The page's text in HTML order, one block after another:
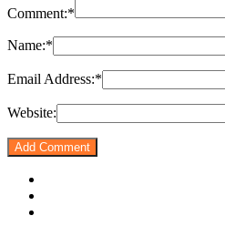
Comment:*
Name:*
Email Address:*
Website: